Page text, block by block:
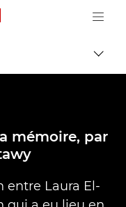
Canon Logo, back to
mémoire, par
entre Laura El-